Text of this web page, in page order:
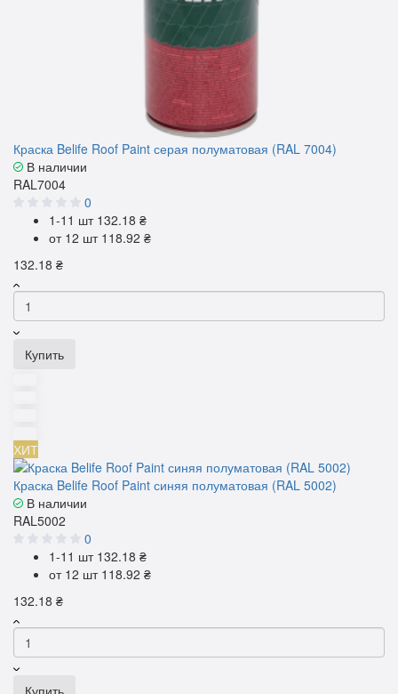
Краска Belife Roof Paint серая полуматовая (RAL 7004)
В наличии
RAL7004
0
1-11 шт 132.18 ₴
от 12 шт 118.92 ₴
132.18 ₴
Купить
ХИТ
Краска Belife Roof Paint синяя полуматовая (RAL 5002)
В наличии
RAL5002
0
1-11 шт 132.18 ₴
от 12 шт 118.92 ₴
132.18 ₴
Купить